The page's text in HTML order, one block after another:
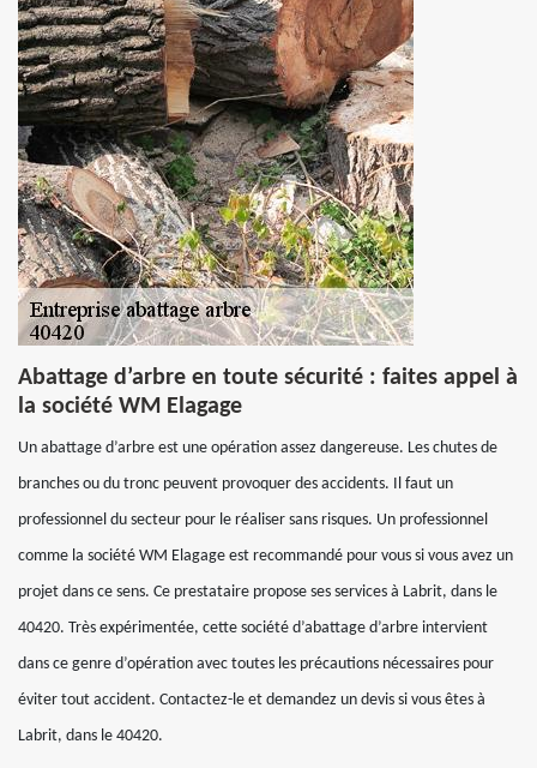
Abattage d’arbre en toute sécurité : faites appel à
la société WM Elagage
Un abattage d’arbre est une opération assez dangereuse. Les chutes de
branches ou du tronc peuvent provoquer des accidents. Il faut un
professionnel du secteur pour le réaliser sans risques. Un professionnel
comme la société WM Elagage est recommandé pour vous si vous avez un
projet dans ce sens. Ce prestataire propose ses services à Labrit, dans le
40420. Très expérimentée, cette société d’abattage d’arbre intervient
dans ce genre d’opération avec toutes les précautions nécessaires pour
éviter tout accident. Contactez-le et demandez un devis si vous êtes à
Labrit, dans le 40420.